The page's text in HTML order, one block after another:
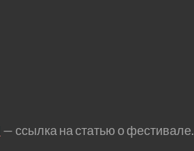
— ссылка на статью о фестивале.